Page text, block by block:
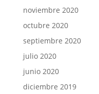
noviembre 2020
octubre 2020
septiembre 2020
julio 2020
junio 2020
diciembre 2019